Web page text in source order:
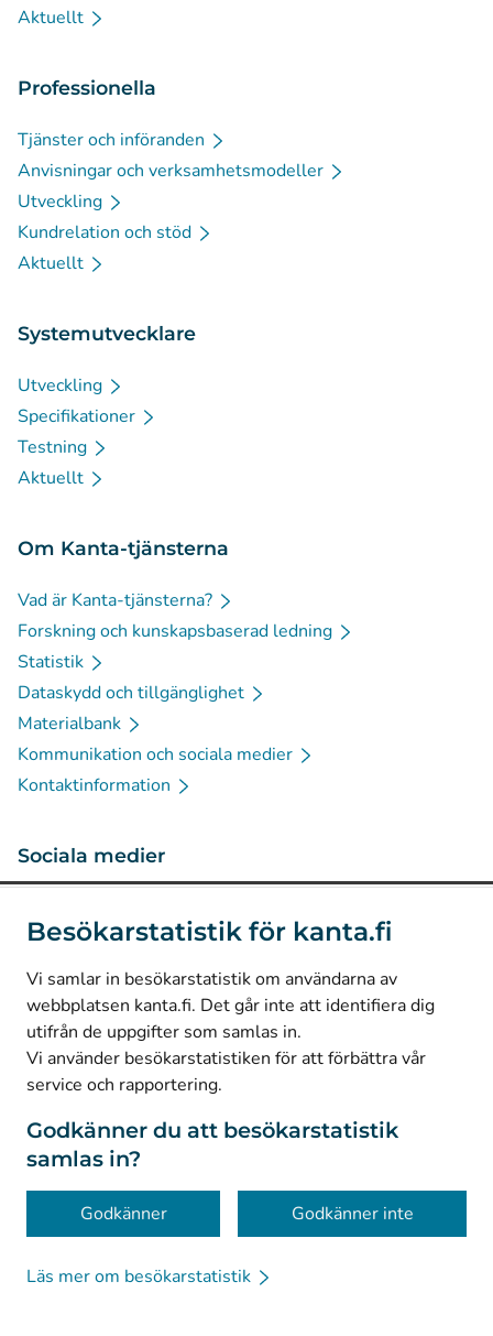
Besökarstatistik för kanta.fi
Vi samlar in besökarstatistik om användarna av
webbplatsen kanta.fi. Det går inte att identifiera dig
utifrån de uppgifter som samlas in.
Vi använder besökarstatistiken för att förbättra vår
service och rapportering.
Godkänner du att besökarstatistik
samlas in?
Godkänner Godkänner inte
Läs mer om besökarstatistik
Aktuellt
Professionella
Tjänster och införanden
Anvisningar och verksamhetsmodeller
Utveckling
Kundrelation och stöd
Aktuellt
Systemutvecklare
Utveckling
Specifikationer
Testning
Aktuellt
Om Kanta-tjänsterna
Vad är Kanta-tjänsterna?
Forskning och kunskapsbaserad ledning
Statistik
Dataskydd och tillgänglighet
Materialbank
Kommunikation och sociala medier
Kontaktinformation
Sociala medier
LinkedIn(Avautuu uuteen välilehteen)
Facebook
Avautuu uuteen välilehteen)
© Kanta-Palvelut, Kansaneläkelaitos
Dataskydd
Om webbplatsen
Tillgänglighet
Kakor